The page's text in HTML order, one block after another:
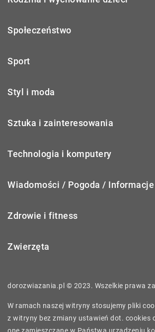
Społeczeństwo
Sport
Styl i moda
Sztuka i zainteresowania
Technologia i komputery
Wiadomości / Pogoda / Informacje
Zdrowie i fitness
Zwierzęta
dorozwiazania.pl © 2023. Wszelkie prawa
W ramach naszej witryny stosujemy pliki
z witryny bez zmiany ustawień dot. cookies